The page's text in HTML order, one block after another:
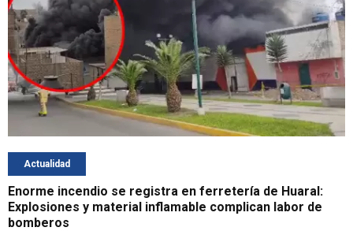
Actualidad
Enorme incendio se registra en ferretería de Huaral:
Explosiones y material inflamable complican labor de
bomberos